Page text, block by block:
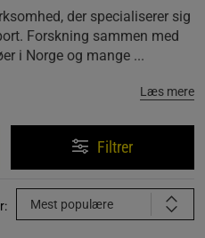
der specialiserer sig
Forskning sammen med
i Norge og mange ...
Læs mere
Filtrer
Mest populære